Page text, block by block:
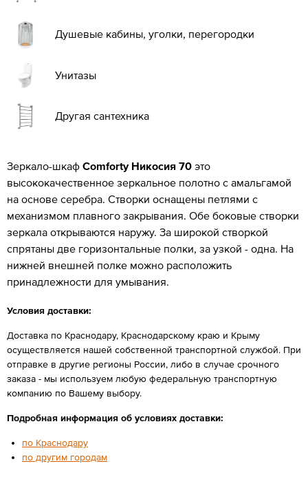
Душевые кабины, уголки, перегородки
Унитазы
Другая сантехника
Зеркало-шкаф Comforty Никосия 70 это
высококачественное зеркальное полотно с амальгамой
на основе серебра. Створки оснащены петлями с
механизмом плавного закрывания. Обе боковые створки
зеркала открываются наружу. За широкой створкой
спрятаны две горизонтальные полки, за узкой - одна. На
нижней внешней полке можно расположить
принадлежности для умывания.
Условия доставки:
Доставка по Краснодару, Краснодарскому краю и Крыму
осуществляется нашей собственной транспортной службой. При
отправке в другие регионы России, либо в случае срочного
заказа - мы используем любую федеральную транспортную
компанию по Вашему выбору.
Подробная информация об условиях доставки:
по Краснодару
по другим городам